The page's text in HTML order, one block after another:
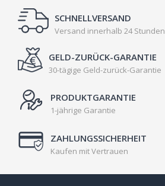
SCHNELLVERSAND
Versand innerhalb 24 Stunden
GELD-ZURÜCK-GARANTIE
30-tägige Geld-zurück-Garantie
PRODUKTGARANTIE
1-jährige Garantie
ZAHLUNGSSICHERHEIT
Kaufen mit Vertrauen